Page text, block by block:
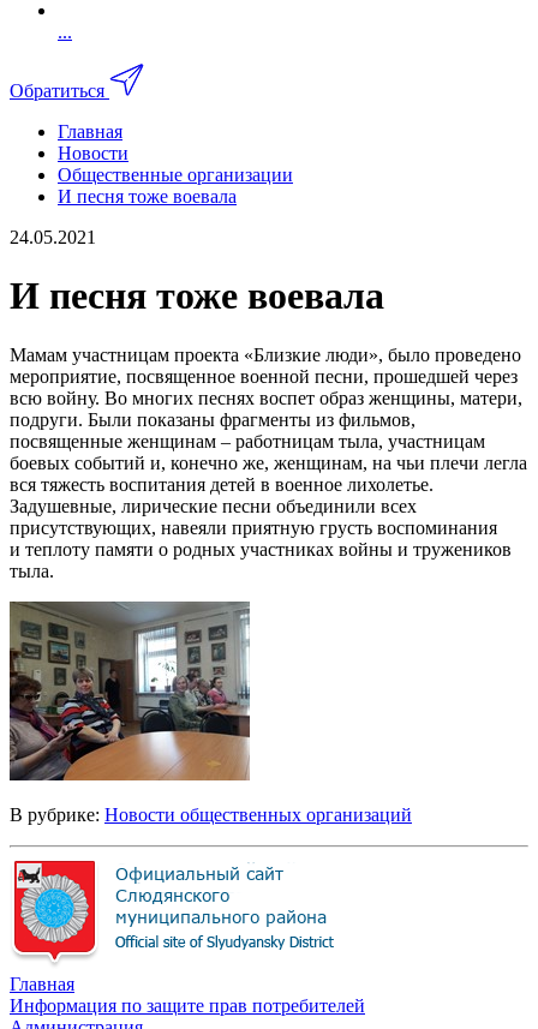
...
Обратиться
Главная
Новости
Общественные организации
И песня тоже воевала
24.05.2021
И песня тоже воевала
Мамам участницам проекта «Близкие люди», было проведено
мероприятие, посвященное военной песни, прошедшей через
всю войну. Во многих песнях воспет образ женщины, матери,
подруги. Были показаны фрагменты из фильмов,
посвященные женщинам – работницам тыла, участницам
боевых событий и, конечно же, женщинам, на чьи плечи легла
вся тяжесть воспитания детей в военное лихолетье.
Задушевные, лирические песни объединили всех
присутствующих, навеяли приятную грусть воспоминания
и теплоту памяти о родных участниках войны и тружеников
тыла.
В рубрике: Новости общественных организаций
Главная
Информация по защите прав потребителей